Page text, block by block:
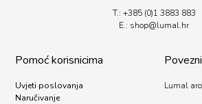
T.: +385 (0)1 3883 883
E.: shop@lumal.hr
Pomoć korisnicima
Uvjeti poslovanja
Naručivanje
Lumal